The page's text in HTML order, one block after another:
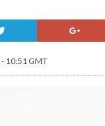
10:51 GMT